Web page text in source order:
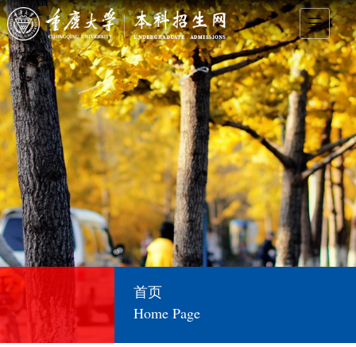
首页
Home Page